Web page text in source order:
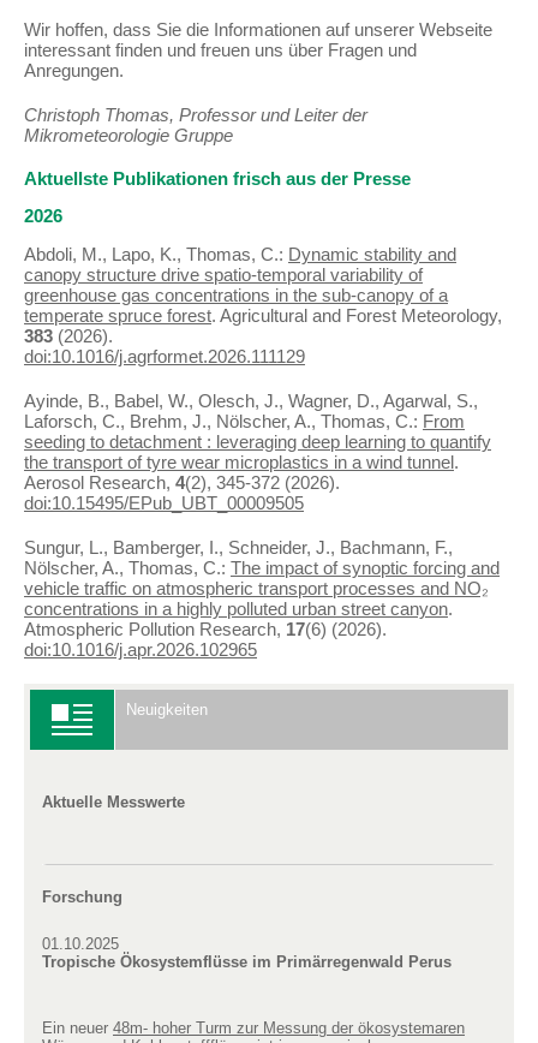
Wir hoffen, dass Sie die Informationen auf unserer Webseite
interessant finden und freuen uns über Fragen und
Anregungen.
Christoph Thomas, Professor und Leiter der
Mikrometeorologie Gruppe
Aktuellste Publikationen frisch aus der Presse
2026
Abdoli, M., Lapo, K., Thomas, C.: Dynamic stability and
canopy structure drive spatio-temporal variability of
greenhouse gas concentrations in the sub-canopy of a
temperate spruce forest. Agricultural and Forest Meteorology,
383 (2026).
doi:10.1016/j.agrformet.2026.111129
Ayinde, B., Babel, W., Olesch, J., Wagner, D., Agarwal, S.,
Laforsch, C., Brehm, J., Nölscher, A., Thomas, C.: From
seeding to detachment : leveraging deep learning to quantify
the transport of tyre wear microplastics in a wind tunnel.
Aerosol Research, 4(2), 345-372 (2026).
doi:10.15495/EPub_UBT_00009505
Sungur, L., Bamberger, I., Schneider, J., Bachmann, F.,
Nölscher, A., Thomas, C.: The impact of synoptic forcing and
vehicle traffic on atmospheric transport processes and NO₂
concentrations in a highly polluted urban street canyon.
Atmospheric Pollution Research, 17(6) (2026).
doi:10.1016/j.apr.2026.102965
Neuigkeiten
Aktuelle Messwerte
Forschung
01.10.2025
Tropische Ökosystemflüsse im Primärregenwald Perus
Ein neuer 48m- hoher Turm zur Messung der ökosystemaren